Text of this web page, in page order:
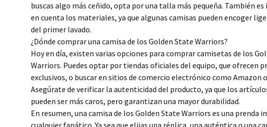
buscas algo más ceñido, opta por una talla más pequeña. También
en cuenta los materiales, ya que algunas camisas pueden encoger
del primer lavado.
¿Dónde comprar una camisa de los Golden State Warriors?
Hoy en día, existen varias opciones para comprar camisetas de los
Warriors. Puedes optar por tiendas oficiales del equipo, que ofrecen
exclusivos, o buscar en sitios de comercio electrónico como Amazon
Asegúrate de verificar la autenticidad del producto, ya que los
pueden ser más caros, pero garantizan una mayor durabilidad.
En resumen, una camisa de los Golden State Warriors es una prenda
cualquier fanático. Ya sea que elijas una réplica, una auténtica o una